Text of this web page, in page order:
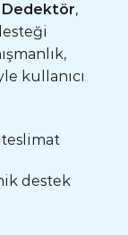
Dedektör,
kullanıcı
destek